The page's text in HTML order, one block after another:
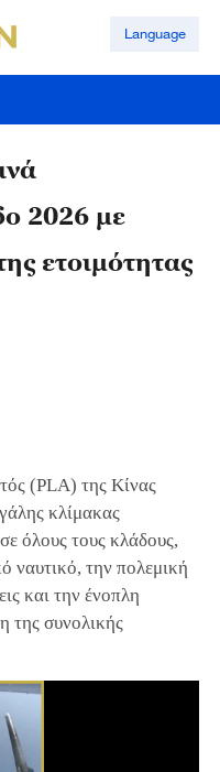
Language
2026 με
ετοιμότητας
(PLA) της Κίνας
κλίμακας
όλους τους κλάδους,
ναυτικό, την πολεμική
και την ένοπλη
της συνολικής